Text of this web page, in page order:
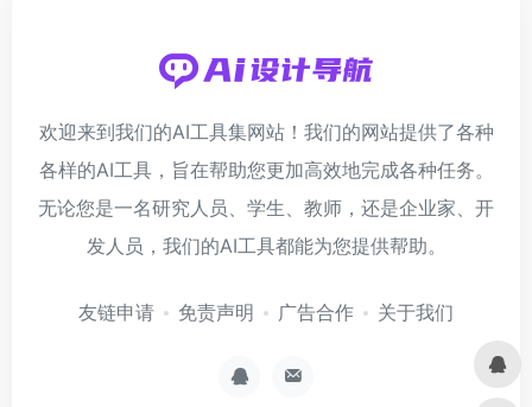
欢迎来到我们的AI工具集网站！我们的网站提供了各种
各样的AI工具，旨在帮助您更加高效地完成各种任务。
无论您是一名研究人员、学生、教师，还是企业家、开
发人员，我们的AI工具都能为您提供帮助。
友链申请 免责声明 广告合作 关于我们